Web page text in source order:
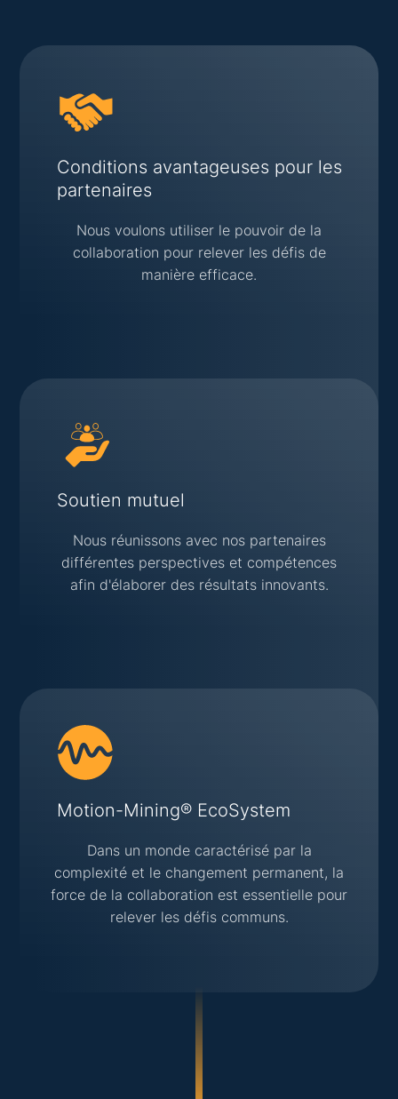
Conditions avantageuses pour les
partenaires
Nous voulons utiliser le pouvoir de la
collaboration pour relever les défis de
manière efficace.
Soutien mutuel
Nous réunissons avec nos partenaires
différentes perspectives et compétences
afin d'élaborer des résultats innovants.
Motion-Mining® EcoSystem
Dans un monde caractérisé par la
complexité et le changement permanent, la
force de la collaboration est essentielle pour
relever les défis communs.